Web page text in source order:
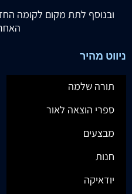
ובנוסף לתת מקום לקומה
ניווט מהיר
תורה שלמה
ספרי הוצאה לאור
מבצעים
חנות
יודאיקה